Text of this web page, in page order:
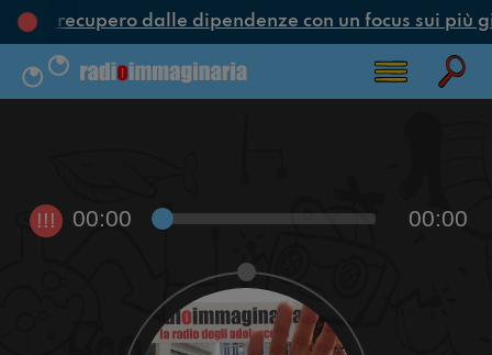
e recupero dalle dipendenze con un focus sui più
!!! 00:00 00:00